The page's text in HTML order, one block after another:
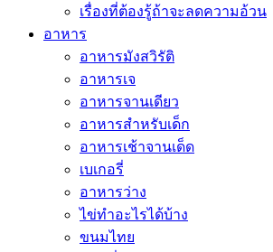
เรื่องที่ต้องรู้ถ้าจะลดความอ้วน
อาหาร
อาหารมังสวิรัติ
อาหารเจ
อาหารจานเดียว
อาหารสำหรับเด็ก
อาหารเช้าจานเด็ด
เบเกอรี่
อาหารว่าง
ไข่ทำอะไรได้บ้าง
ขนมไทย